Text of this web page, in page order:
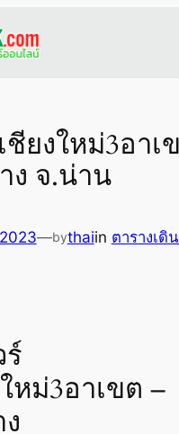
ชียงใหม่3อาเ
ง จ.น่าน
—bythaiin ตารางเดิ
หม่3อาเขต –